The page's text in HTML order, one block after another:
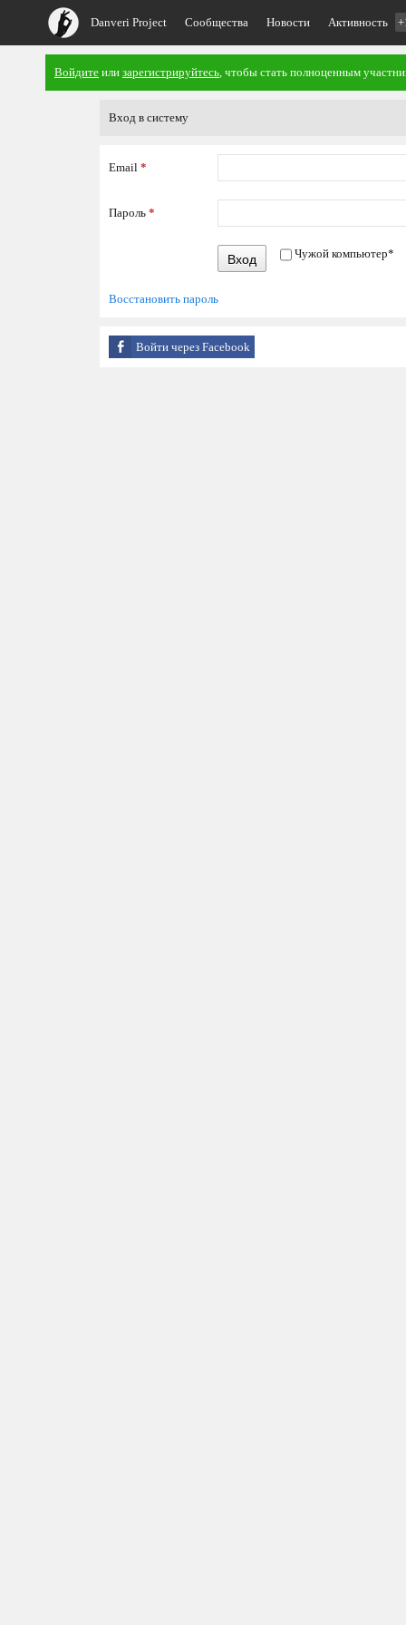
Danveri Project Сообщества Новости Активность
Войдите или зарегистрируйтесь, чтобы стать полноценным
Вход в систему
Email *
Пароль *
Вход Чужой компьютер*
Восстановить пароль
Войти через Facebook